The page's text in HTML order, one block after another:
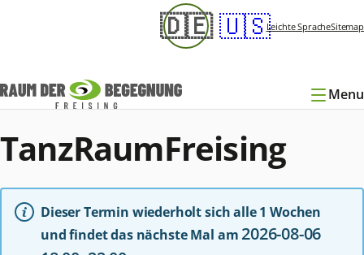
🇩🇪 🇺🇸Navigation
überspringen
Leichte SpracheSitemap
Menu
TanzRaumFreising
Dieser Termin wiederholt sich alle 1 Wochen
und findet das nächste Mal am 2026-08-06